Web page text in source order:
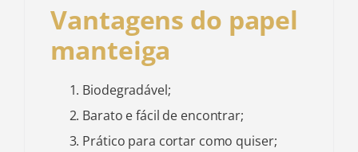
Vantagens do papel
manteiga
Biodegradável;
Barato e fácil de encontrar;
Prático para cortar como quiser;